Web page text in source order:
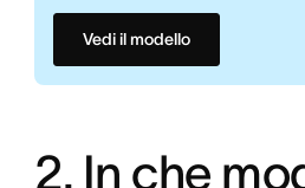
Vedi il modello
2. In che